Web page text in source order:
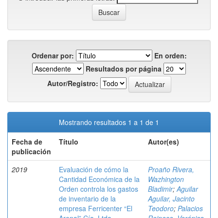
Ordenar por:
En orden:
Resultados por página
Autor/Registro:
Mostrando resultados 1 a 1 de 1
Fecha de
publicación
Título Autor(es)
2019
Evaluación de cómo la
Cantidad Económica de la
Orden controla los gastos
de inventario de la
empresa Ferricenter “El
Proaño Rivera,
Wazhington
Bladimir;Aguilar
Aguilar, Jacinto
Teodoro; Palacios